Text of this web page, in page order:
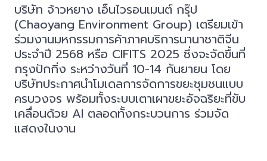
บริษัท จ้าวหยาง เอ็นไวรอนเมนต์ กรุ๊ป
(Chaoyang Environment Group) เตรียมเข้า
ร่วมงานมหกรรมการค้าภาคบริการนานาชาติจีน
ประจำปี 2568 หรือ CIFITS 2025 ซึ่งจะจัดขึ้นที่
กรุงปักกิ่ง ระหว่างวันที่ 10-14 กันยายน โดย
บริษัทประกาศนำโมเดลการจัดการขยะชุมชนแบบ
ครบวงจร พร้อมทั้งระบบเตาเผาขยะอัจฉริยะที่ขับ
เคลื่อนด้วย AI ตลอดทั้งกระบวนการ ร่วมจัด
แสดงในงาน